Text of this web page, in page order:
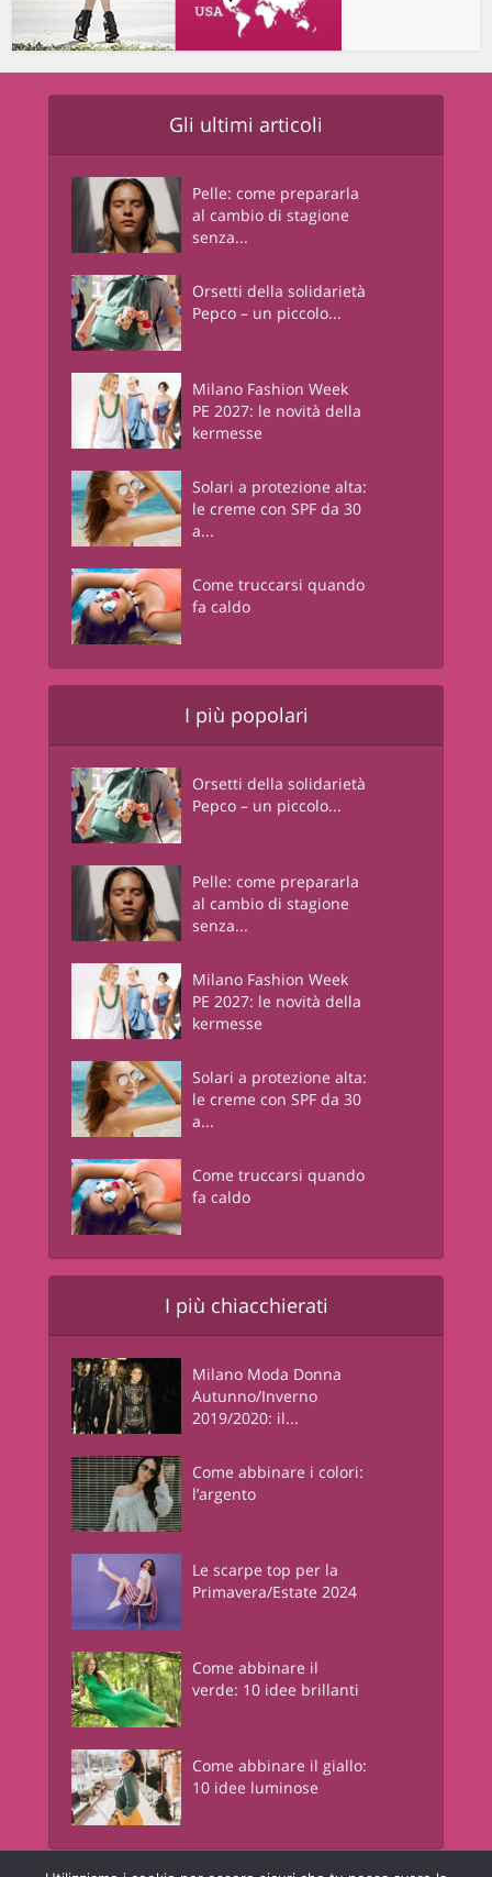
Gli ultimi articoli
Pelle: come prepararla
al cambio di stagione
senza...
Orsetti della solidarietà
Pepco – un piccolo...
Milano Fashion Week
PE 2027: le novità della
kermesse
Solari a protezione alta:
le creme con SPF da 30
a...
Come truccarsi quando
fa caldo
I più popolari
Orsetti della solidarietà
Pepco – un piccolo...
Pelle: come prepararla
al cambio di stagione
senza...
Milano Fashion Week
PE 2027: le novità della
kermesse
Solari a protezione alta:
le creme con SPF da 30
a...
Come truccarsi quando
fa caldo
I più chiacchierati
Milano Moda Donna
Autunno/Inverno
2019/2020: il...
Come abbinare i colori:
l’argento
Le scarpe top per la
Primavera/Estate 2024
Come abbinare il
verde: 10 idee brillanti
Come abbinare il giallo:
10 idee luminose